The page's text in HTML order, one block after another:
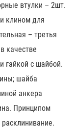
втулки – 2шт.
клином для
– третья
качестве
гайкой с шайбой.
шайба
анкера
Принципом